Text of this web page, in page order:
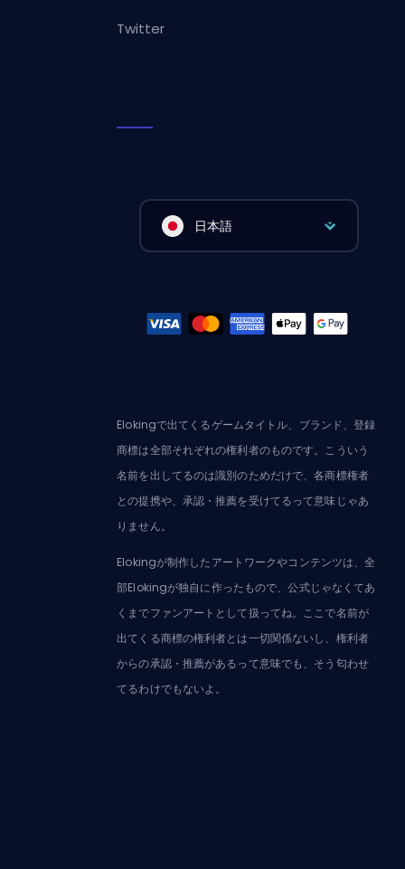
Twitter
日本語
Elokingで出てくるゲームタイトル、ブランド、登録
商標は全部それぞれの権利者のものです。こういう
名前を出してるのは識別のためだけで、各商標権者
との提携や、承認・推薦を受けてるって意味じゃあ
りません。
Elokingが制作したアートワークやコンテンツは、全
部Elokingが独自に作ったもので、公式じゃなくてあ
くまでファンアートとして扱ってね。ここで名前が
出てくる商標の権利者とは一切関係ないし、権利者
からの承認・推薦があるって意味でも、そう匂わせ
てるわけでもないよ。